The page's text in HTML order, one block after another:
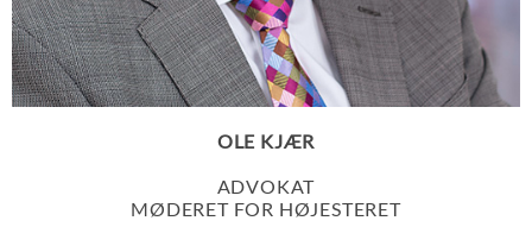
OLE KJÆR
ADVOKAT
MØDERET FOR HØJESTERET